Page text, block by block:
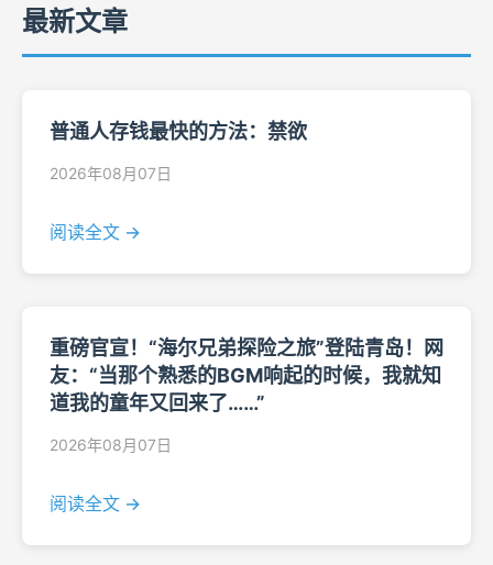
最新文章
普通人存钱最快的方法：禁欲
2026年08月07日
阅读全文 →
重磅官宣！“海尔兄弟探险之旅”登陆青岛！网
友：“当那个熟悉的BGM响起的时候，我就知
道我的童年又回来了……”
2026年08月07日
阅读全文 →